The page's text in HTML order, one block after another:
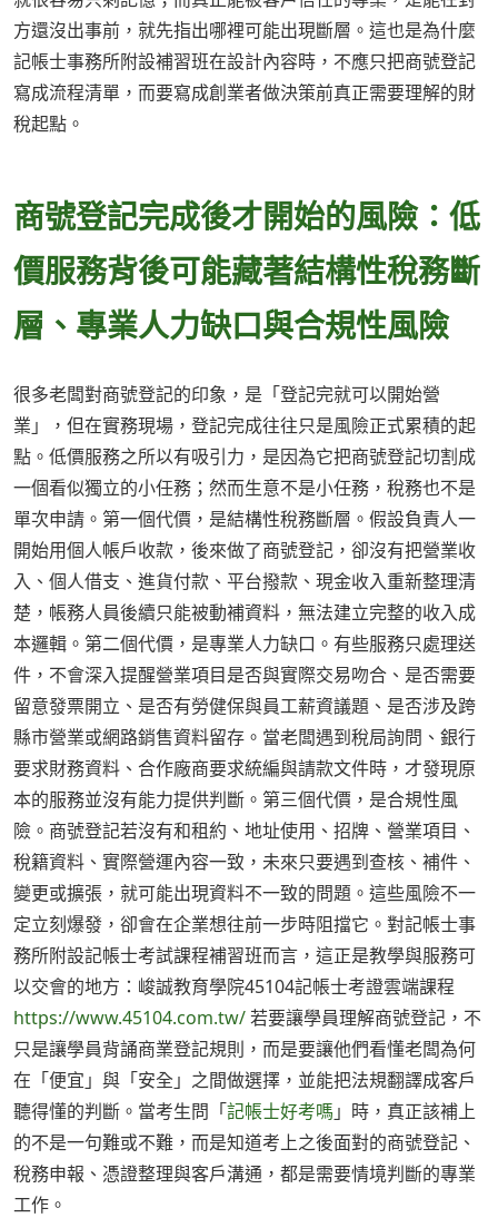
方還沒出事前，就先指出哪裡可能出現斷層。這也是為什麼
記帳士事務所附設補習班在設計內容時，不應只把商號登記
寫成流程清單，而要寫成創業者做決策前真正需要理解的財
稅起點。
商號登記完成後才開始的風險：低
價服務背後可能藏著結構性稅務斷
層、專業人力缺口與合規性風險
很多老闆對商號登記的印象，是「登記完就可以開始營
業」，但在實務現場，登記完成往往只是風險正式累積的起
點。低價服務之所以有吸引力，是因為它把商號登記切割成
一個看似獨立的小任務；然而生意不是小任務，稅務也不是
單次申請。第一個代價，是結構性稅務斷層。假設負責人一
開始用個人帳戶收款，後來做了商號登記，卻沒有把營業收
入、個人借支、進貨付款、平台撥款、現金收入重新整理清
楚，帳務人員後續只能被動補資料，無法建立完整的收入成
本邏輯。第二個代價，是專業人力缺口。有些服務只處理送
件，不會深入提醒營業項目是否與實際交易吻合、是否需要
留意發票開立、是否有勞健保與員工薪資議題、是否涉及跨
縣市營業或網路銷售資料留存。當老闆遇到稅局詢問、銀行
要求財務資料、合作廠商要求統編與請款文件時，才發現原
本的服務並沒有能力提供判斷。第三個代價，是合規性風
險。商號登記若沒有和租約、地址使用、招牌、營業項目、
稅籍資料、實際營運內容一致，未來只要遇到查核、補件、
變更或擴張，就可能出現資料不一致的問題。這些風險不一
定立刻爆發，卻會在企業想往前一步時阻擋它。對記帳士事
務所附設記帳士考試課程補習班而言，這正是教學與服務可
以交會的地方：峻誠教育學院45104記帳士考證雲端課程
https://www.45104.com.tw/若要讓學員理解商號登記，不
只是讓學員背誦商業登記規則，而是要讓他們看懂老闆為何
在「便宜」與「安全」之間做選擇，並能把法規翻譯成客戶
聽得懂的判斷。當考生問「記帳士好考嗎 」時，真正該補上
的不是一句難或不難，而是知道考上之後面對的商號登記、
稅務申報、憑證整理與客戶溝通，都是需要情境判斷的專業
工作。